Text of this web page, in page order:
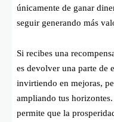
únicamente de ganar
seguir generando más
Si recibes una
es devolver una parte de
invirtiendo en mejoras,
ampliando tus
permite que la